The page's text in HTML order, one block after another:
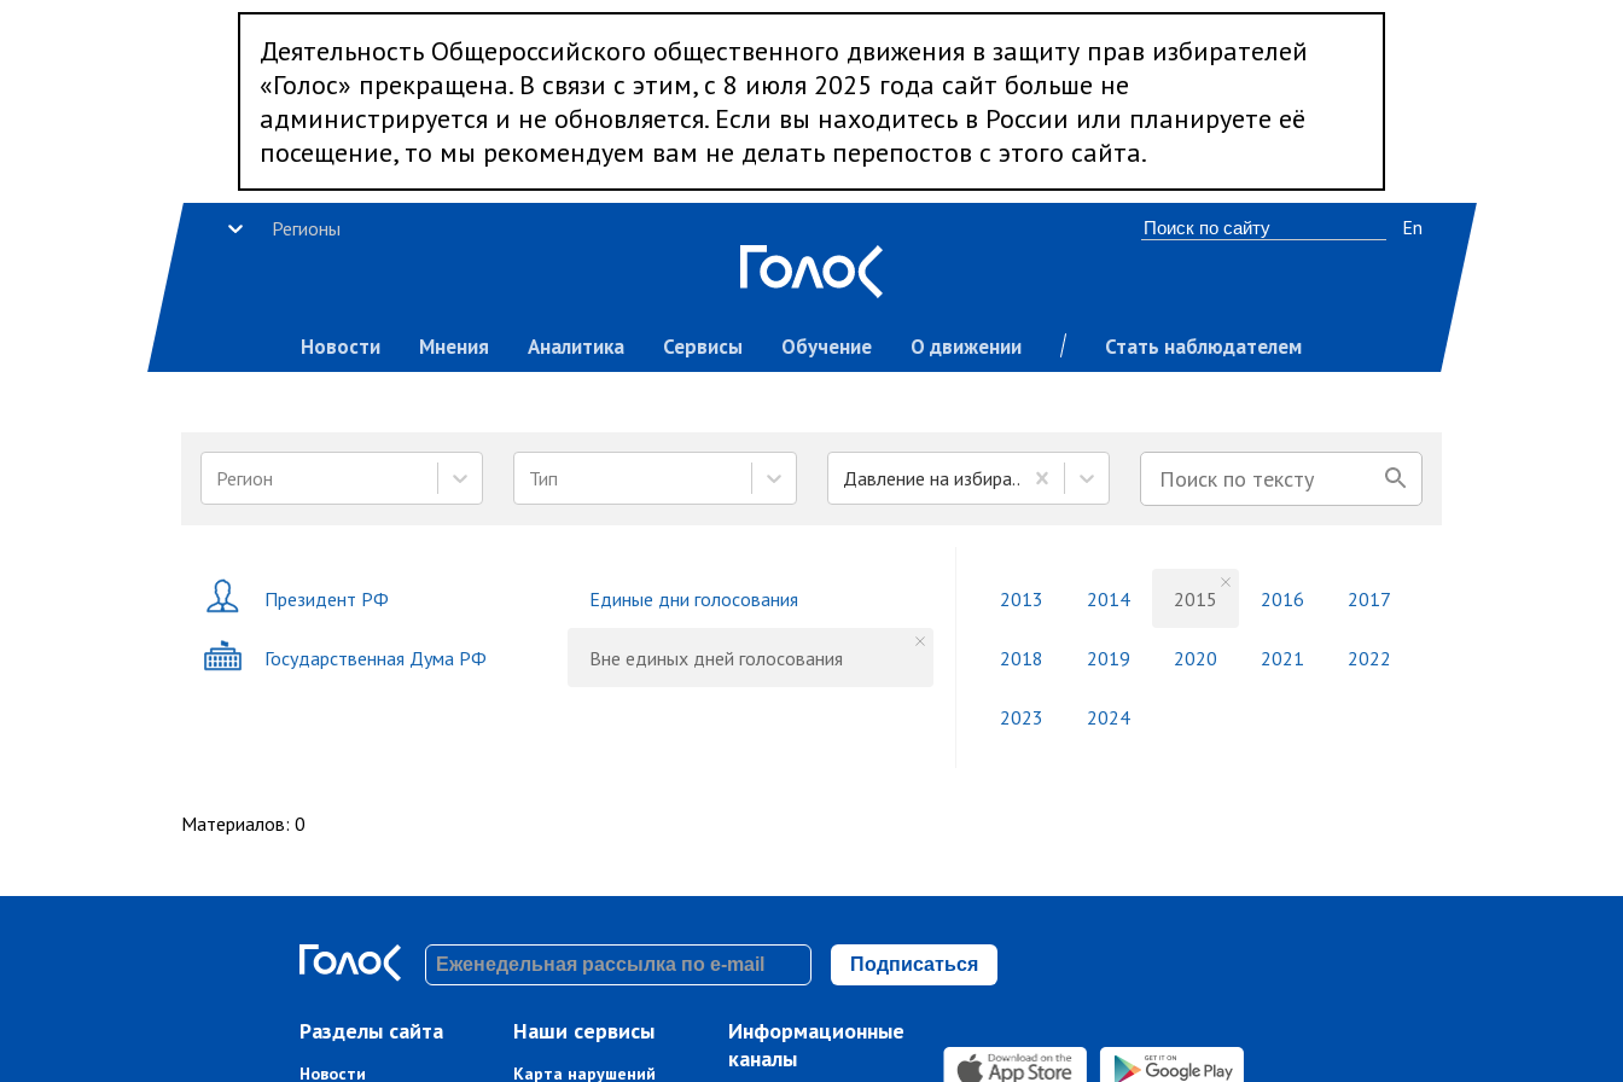
Деятельность Общероссийского общественного движения в защиту прав избирателей
«Голос» прекращена. В связи с этим, с 8 июля 2025 года сайт больше не
администрируется и не обновляется. Если вы находитесь в России или планируете её
посещение, то мы рекомендуем вам не делать перепостов с этого сайта.
Регионы
Новости Мнения Аналитика Сервисы Обучение О движении Стать наблюдателем
En
Регион Тип Давление на избирателей
Президент РФ
Государственная Дума РФ
Единые дни голосования
Вне единых дней голосования
2013 2014 2015 2016 2017
2018 2019 2020 2021 2022
2023 2024
Материалов: 0
Подписаться
Разделы сайта
Новости
Наши сервисы
Карта нарушений
Информационные
каналы